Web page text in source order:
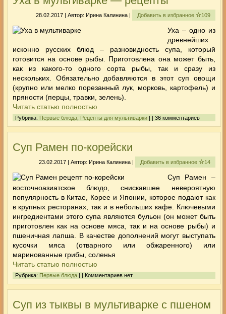
28.02.2017 | Автор: Ирина Калинина | Добавить в избранное 109
Уха – одно из
древнейших
исконно русских блюд – разновидность супа, который
готовится на основе рыбы. Приготовлена она может быть,
как из какого-то одного сорта рыбы, так и сразу из
нескольких. Обязательно добавляются в этот суп овощи
(крупно или мелко порезанный лук, морковь, картофель) и
пряности (перцы, травки, зелень).
Читать статью полностью
Рубрика: Первые блюда, Рецепты для мультиварки| | 36 комментариев
Суп Рамен по-корейски
23.02.2017 | Автор: Ирина Калинина | Добавить в избранное 14
Суп Рамен –
восточноазиатское блюдо, снискавшее невероятную
популярность в Китае, Корее и Японии, которое подают как
в крупных ресторанах, так и в небольших кафе. Ключевыми
ингредиентами этого супа являются бульон (он может быть
приготовлен как на основе мяса, так и на основе рыбы) и
пшеничная лапша. В качестве дополнений могут выступать
кусочки мяса (отварного или обжаренного) или
маринованные грибы, соленья
Читать статью полностью
Рубрика: Первые блюда| | Комментариев нет
Суп из тыквы в мультиварке с пшеном